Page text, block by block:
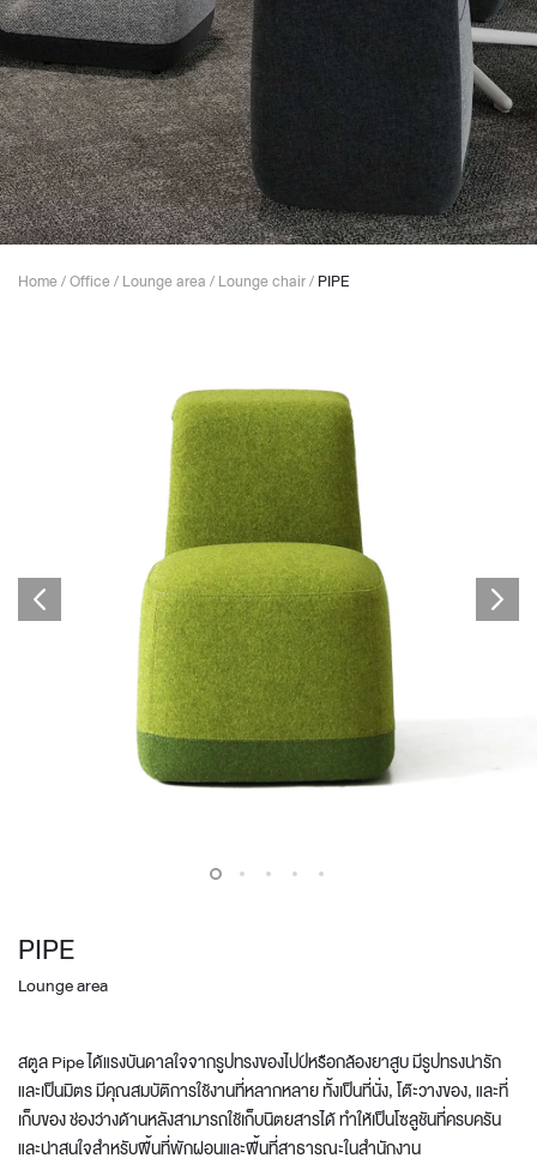
Home/Office/Lounge area/Lounge chair/PIPE
PIPE
Lounge area
สตูล Pipe ได้แรงบันดาลใจจากรูปทรงของไปป์หรือกล้องยาสูบ มีรูปทรงน่ารัก
และเป็นมิตร มีคุณสมบัติการใช้งานที่หลากหลาย ทั้งเป็นที่นั่ง, โต๊ะวางของ, และที่
เก็บของ ช่องว่างด้านหลังสามารถใช้เก็บนิตยสารได้ ทำให้เป็นโซลูชันที่ครบครัน
และน่าสนใจสำหรับพื้นที่พักผ่อนและพื้นที่สาธารณะในสำนักงาน